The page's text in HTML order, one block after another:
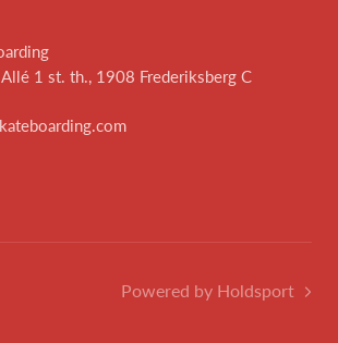
1 st. th., 1908 Frederiksberg C
Powered by Holdsport